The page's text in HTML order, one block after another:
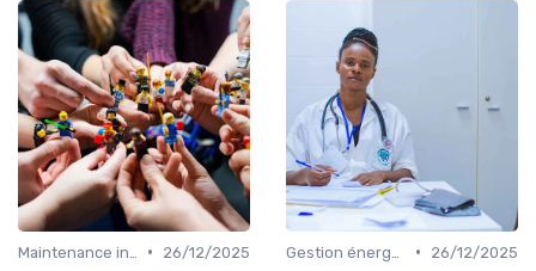
•
26/12/2025
•
26/12/2025